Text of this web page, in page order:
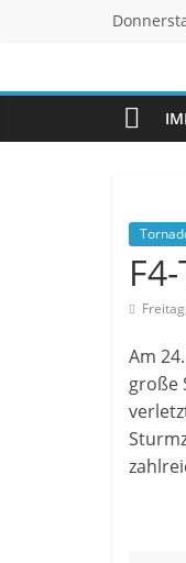
powered
Am
große